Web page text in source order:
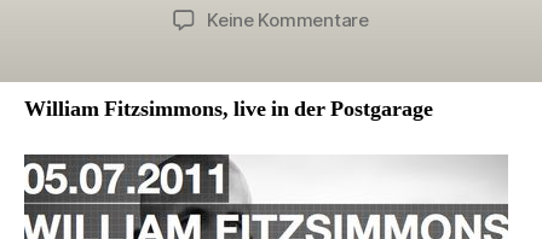
Keine Kommentarezu
Juli
William Fitzsimmons, live in der Postgarage